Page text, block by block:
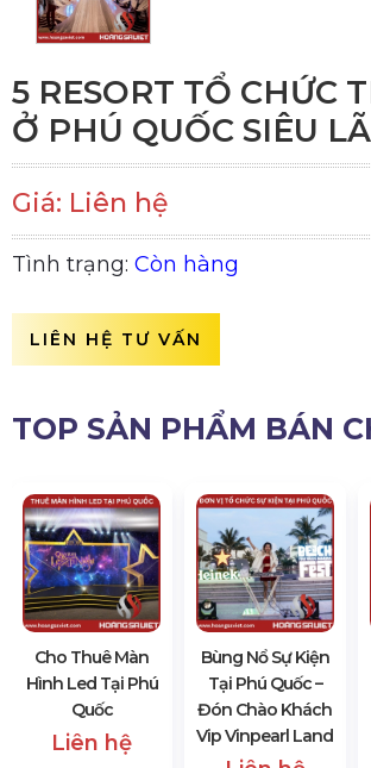
5 RESORT TỔ CHỨC
Ở PHÚ QUỐC SIÊU
Giá: Liên hệ
Tình trạng: Còn hàng
LIÊN HỆ TƯ VẤN
TOP SẢN PHẨM BÁN
Cho Thuê Màn
Hình Led Tại Phú
Quốc
Liên hệ
Bùng Nổ Sự Kiện
Tại Phú Quốc –
Đón Chào Khách
Vip Vinpearl Land